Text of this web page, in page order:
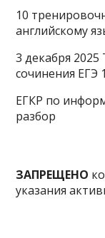
10
английскому
3 декабря
сочинения ЕГЭ
ЕГКР по
разбор
ЗАПРЕЩЕНО
указания